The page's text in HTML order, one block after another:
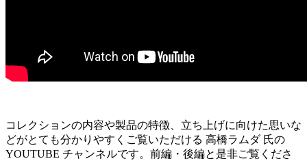
コレクションの内容や製品の特徴、立ち上げに向けた思いな
どがとても分かりやすくご覧いただける 高橋ラムダ 氏の
YOUTUBE チャンネルです。前編・後編と是非ご覧くださ